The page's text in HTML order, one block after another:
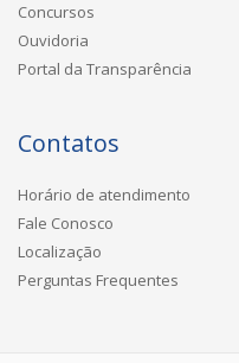
Concursos
Ouvidoria
Portal da Transparência
Contatos
Horário de atendimento
Fale Conosco
Localização
Perguntas Frequentes